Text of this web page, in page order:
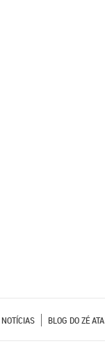
NOTÍCIAS BLOG DO ZÉ